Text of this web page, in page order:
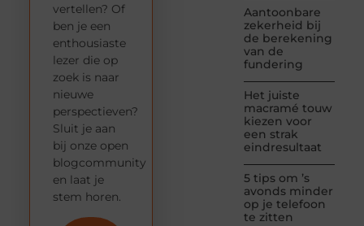
Aantoonbare
zekerheid bij
de berekening
van de
fundering
Het juiste
macramé touw
kiezen voor
een strak
eindresultaat
5 tips om ’s
avonds minder
op je telefoon
te zitten
vertellen? Of
ben je een
enthousiaste
lezer die op
zoek is naar
nieuwe
perspectieven?
Sluit je aan
bij onze open
blogcommunity
en laat je
stem horen.